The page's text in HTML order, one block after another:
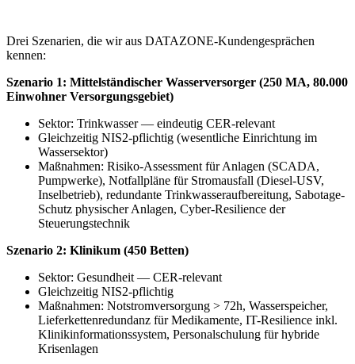
Drei Szenarien, die wir aus DATAZONE-Kundengesprächen
kennen:
Szenario 1: Mittelständischer Wasserversorger (250 MA, 80.000
Einwohner Versorgungsgebiet)
Sektor: Trinkwasser — eindeutig CER-relevant
Gleichzeitig NIS2-pflichtig (wesentliche Einrichtung im
Wassersektor)
Maßnahmen: Risiko-Assessment für Anlagen (SCADA,
Pumpwerke), Notfallpläne für Stromausfall (Diesel-USV,
Inselbetrieb), redundante Trinkwasseraufbereitung, Sabotage-
Schutz physischer Anlagen, Cyber-Resilience der
Steuerungstechnik
Szenario 2: Klinikum (450 Betten)
Sektor: Gesundheit — CER-relevant
Gleichzeitig NIS2-pflichtig
Maßnahmen: Notstromversorgung > 72h, Wasserspeicher,
Lieferkettenredundanz für Medikamente, IT-Resilience inkl.
Klinikinformationssystem, Personalschulung für hybride
Krisenlagen